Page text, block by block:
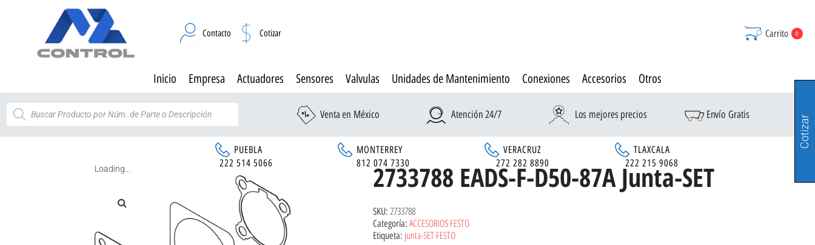
Contacto Cotizar Carrito 0
Inicio Empresa Actuadores Sensores Valvulas Unidades de Mantenimiento Conexiones Accesorios Otros
Venta en México Atención 24/7 Los mejores precios Envío Gratis
PUEBLA MONTERREY VERACRUZ
TLAXCALA
222 514 5066
812 074 7330 272 282 8890 222 215 9068
Loading... 2733788 EADS-F-D50-87A Junta-SET
SKU: 2733788
Categoría: ACCESORIOS FESTO
Etiqueta: junta-SET FESTO
Cotizar